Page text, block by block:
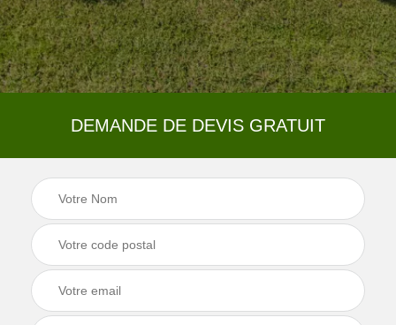
DEMANDE DE DEVIS GRATUIT